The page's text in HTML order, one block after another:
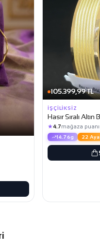
105.399,99 TL
İŞÇILIKSIZ
Hasır Sıralı Altın
★4.7mağaza puanı
14.76g 22